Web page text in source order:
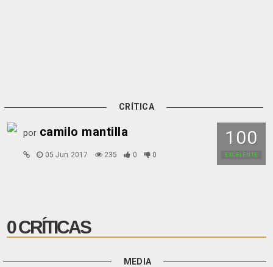
CRÍTICA
100
EXCELENTE
por camilo mantilla
05 Jun 2017 235 0 0
0 CRÍTICAS
MEDIA